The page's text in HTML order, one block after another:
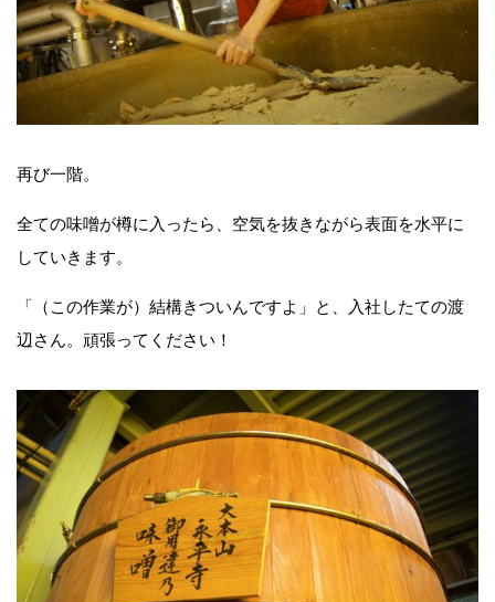
再び一階。
全ての味噌が樽に入ったら、空気を抜きながら表面を水平に
していきます。
「（この作業が）結構きついんですよ」と、入社したての渡
辺さん。頑張ってください！